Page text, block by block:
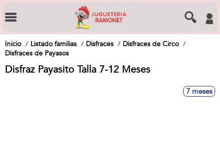
Inicio Listado familias Disfraces
Disfraces de Circo
Disfraces de Payasos
Disfraz Payasito Talla 7-12 Meses
7 meses